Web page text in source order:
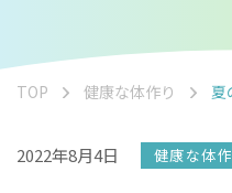
TOP 健康な体作り 夏
2022年8月4日 健康な体